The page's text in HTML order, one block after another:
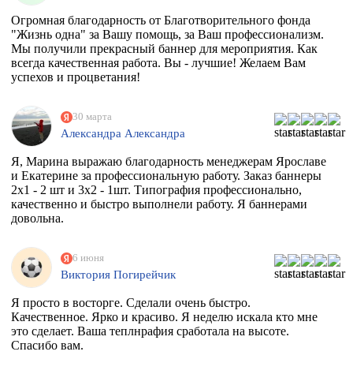
Огромная благодарность от Благотворительного фонда
"Жизнь одна" за Вашу помощь, за Ваш профессионализм.
Мы получили прекрасный баннер для мероприятия. Как
всегда качественная работа. Вы - лучшие! Желаем Вам
успехов и процветания!
30 марта
Александра Александра
Я, Марина выражаю благодарность менеджерам Ярославе
и Екатерине за профессиональную работу. Заказ баннеры
2х1 - 2 шт и 3х2 - 1шт. Типография профессионально,
качественно и быстро выполнели работу. Я баннерами
довольна.
6 июня
Виктория Погирейчик
Я просто в восторге. Сделали очень быстро.
Качественное. Ярко и красиво. Я неделю искала кто мне
это сделает. Ваша теплнрафия сработала на высоте.
Спасибо вам.